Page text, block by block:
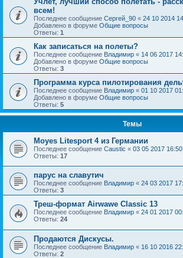
всем!
Последнее сообщение Сергей_90 « 24 10 2014
Добавлено в форуме Общие вопросы
Ответы: 1
Как записаться на полеты?
Последнее сообщение Владимир « 14 06 2017
Добавлено в форуме Общие вопросы
Ответы: 3
Программа курса пилотирования
Последнее сообщение Владимир « 01 10 2017
Добавлено в форуме Общие вопросы
Ответы: 5
Темы
Moyes Litesport 4 из Германии
Последнее сообщение Caustic « 03 05 2017 16:50
Ответы: 17
парус на славутич
Последнее сообщение Владимир « 24 03 2017
Ответы: 3
Треш-формат Airwawe Classic 13
Последнее сообщение Владимир « 24 01 2017
Ответы: 24
Продаются Дискусы.
Последнее сообщение Владимир « 16 10 2016
Ответы: 2